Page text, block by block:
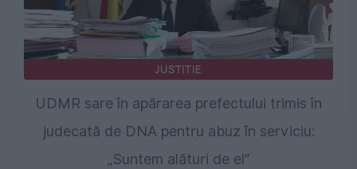
JUSTITIE
UDMR sare în apărarea prefectului trimis în
judecată de DNA pentru abuz în serviciu:
„Suntem alături de el”